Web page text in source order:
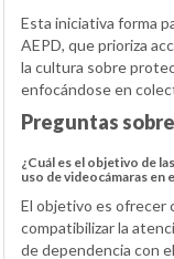
Esta iniciativa forma
AEPD, que prioriza
la cultura sobre
enfocándose en
Preguntas
¿Cuál es el objetivo de
uso de videocámaras en
El objetivo es ofrecer
compatibilizar la
de dependencia con